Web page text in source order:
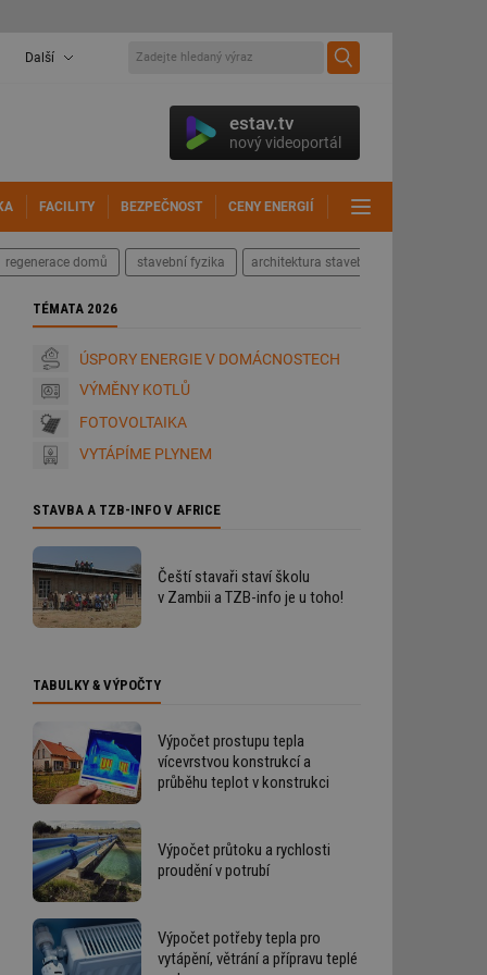
Další
estav.tv
nový videoportál
FACILITY BEZPEČNOST CENY ENERGIÍ
regenerace domů stavební fyzika architektura staveb
TÉMATA 2026
ÚSPORY ENERGIE V DOMÁCNOSTECH
VÝMĚNY KOTLŮ
FOTOVOLTAIKA
VYTÁPÍME PLYNEM
STAVBA A TZB-INFO V AFRICE
Čeští stavaři staví školu
v Zambii a TZB-info je u toho!
TABULKY & VÝPOČTY
Výpočet prostupu tepla
vícevrstvou konstrukcí a
průběhu teplot v konstrukci
Výpočet průtoku a rychlosti
proudění v potrubí
Výpočet potřeby tepla pro
vytápění, větrání a přípravu teplé